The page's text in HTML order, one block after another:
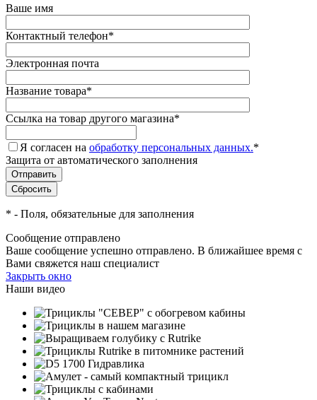
Ваше имя
Контактный телефон*
Электронная почта
Название товара*
Ссылка на товар другого магазина*
Я согласен на обработку персональных данных.*
Защита от автоматического заполнения
* - Поля, обязательные для заполнения
Сообщение отправлено
Ваше сообщение успешно отправлено. В ближайшее время с
Вами свяжется наш специалист
Закрыть окно
Наши видео